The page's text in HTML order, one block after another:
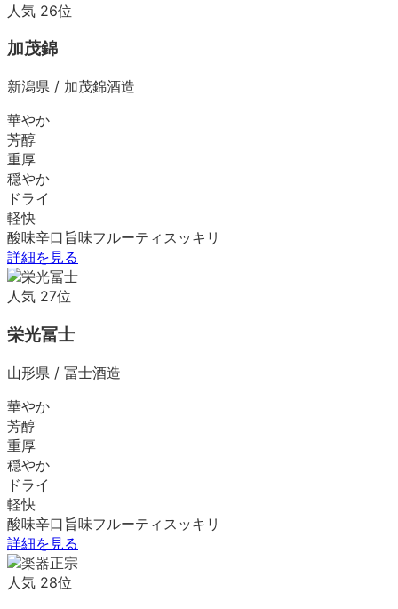
人気 26位
加茂錦
新潟県 / 加茂錦酒造
華やか
芳醇
重厚
穏やか
ドライ
軽快
酸味辛口 旨味フルーティ スッキリ
詳細を見る
人気 27位
栄光冨士
山形県 / 冨士酒造
華やか
芳醇
重厚
穏やか
ドライ
軽快
酸味辛口 旨味フルーティ スッキリ
詳細を見る
人気 28位